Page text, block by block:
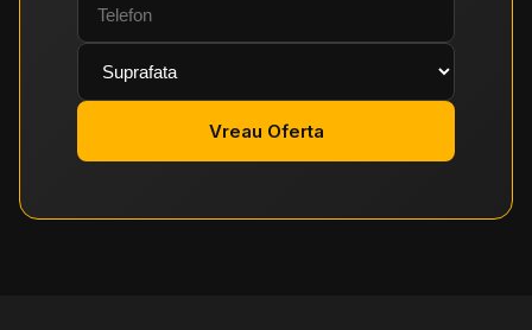
Vreau Oferta